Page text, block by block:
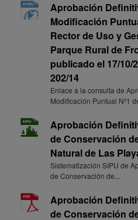
Aprobación
Modificación
Rector de Uso y
Parque Rural de
publicado el 17/10/
202/14
Enlace a la consulta de
Modificación Puntual Nº1
Aprobación
de Conservación
Natural de Las
Sistematización SIPU de
de Conservación de...
Aprobación
de Conservación